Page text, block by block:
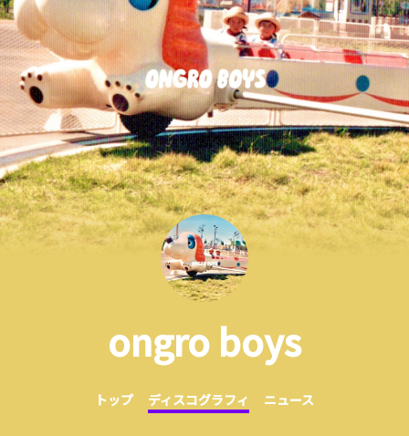
サポート
ご利用の流れ
よくある質問
ongro boys
トップ ディスコグラフィ ニュース